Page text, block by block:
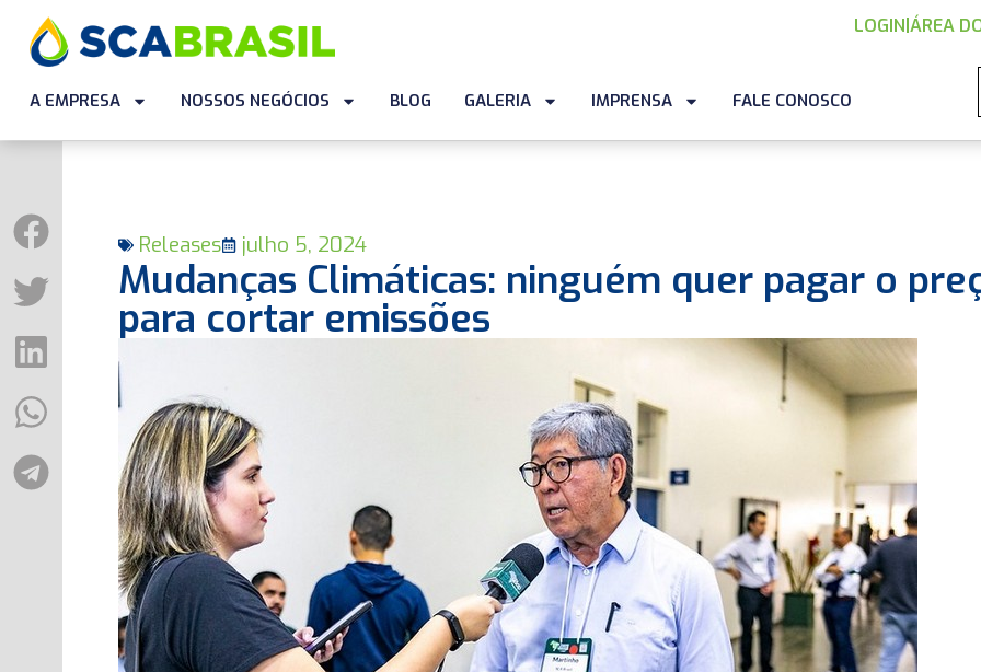
LOGIN |ÁREA
A EMPRESA NOSSOS NEGÓCIOS BLOG GALERIA IMPRENSA FALE CONOSCO
Releases julho 5, 2024
Mudanças Climáticas: ninguém quer pagar o
para cortar emissões